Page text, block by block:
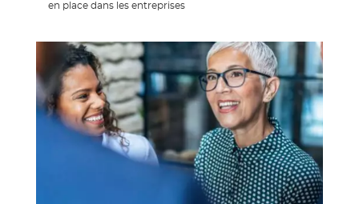
en place dans les entreprises